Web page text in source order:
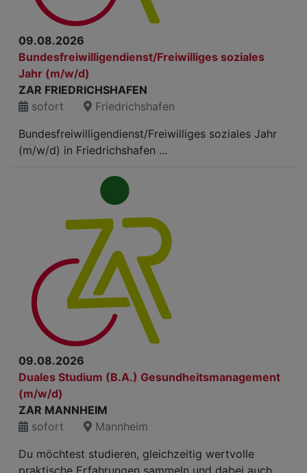
09.08.2026
Bundesfreiwilligendienst/Freiwilliges soziales
Jahr (m/w/d)
ZAR FRIEDRICHSHAFEN
sofort
Friedrichshafen
Bundesfreiwilligendienst/Freiwilliges soziales Jahr
(m/w/d) in Friedrichshafen ...
09.08.2026
Duales Studium (B.A.) Gesundheitsmanagement
(m/w/d)
ZAR MANNHEIM
sofort
Mannheim
Du möchtest studieren, gleichzeitig wertvolle
praktische Erfahrungen sammeln und dabei auch